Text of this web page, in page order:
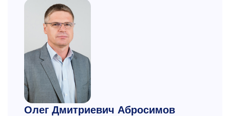
Олег Дмитриевич Абросимов